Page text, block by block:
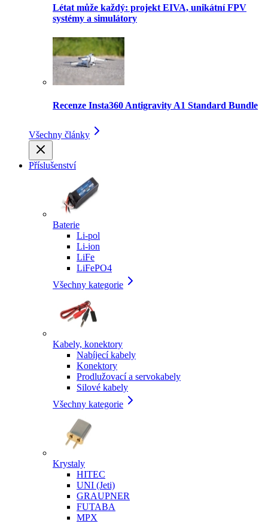
Létat může každý: projekt EIVA, unikátní FPV
systémy a simulátory
Recenze Insta360 Antigravity A1 Standard Bundle
Všechny články
Příslušenství
Baterie
Li-pol
Li-ion
LiFe
LiFePO4
Všechny kategorie
Kabely, konektory
Nabíjecí kabely
Konektory
Prodlužovací a servokabely
Silové kabely
Všechny kategorie
Krystaly
HITEC
UNI (Jeti)
GRAUPNER
FUTABA
MPX